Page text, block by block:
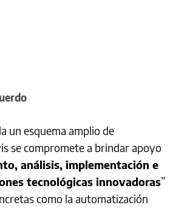
un esquema amplio de
se compromete a brindar apoyo
análisis, implementación e
tecnológicas innovadoras”
como la automatización